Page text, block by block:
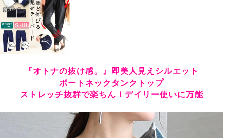
『オトナの抜け感。』即美人見えシルエット
ボートネックタンクトップ
ストレッチ抜群で楽ちん！デイリー使いに万能